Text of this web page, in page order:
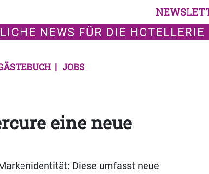
NEWS FÜR DIE HOTELLERIE
JOBS
eine neue
Diese umfasst neue